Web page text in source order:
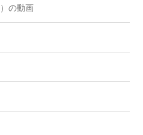
の動画